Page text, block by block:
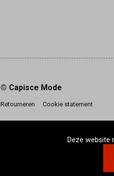
© Capisce Mode
Retourneren Cookie statement
Deze website